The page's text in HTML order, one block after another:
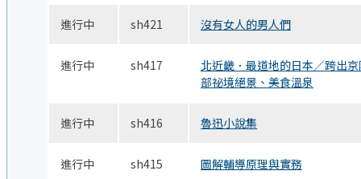
進行中 sh421 沒有女人的男人們
進行中 sh417
北近畿．最道地的日本／跨出
部祕境絕景、美食溫泉
進行中 sh416 魯迅小說集
進行中 sh415 圖解輔導原理與實務